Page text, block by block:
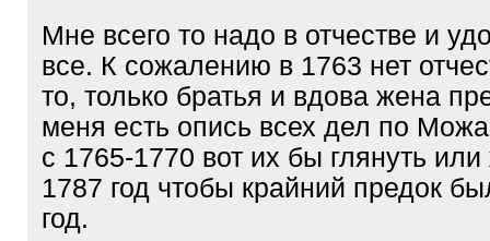
Мне всего то надо в отчестве и
все. К сожалению в 1763 нет
то, только братья и вдова жена
меня есть опись всех дел по
с 1765-1770 вот их бы глянуть
1787 год чтобы крайний предок
год.